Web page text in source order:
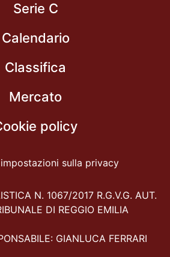
Serie C
Calendario
Classifica
Mercato
policy
sulla privacy
N. 1067/2017 R.G.V.G. AUT.
DI REGGIO EMILIA
GIANLUCA FERRARI